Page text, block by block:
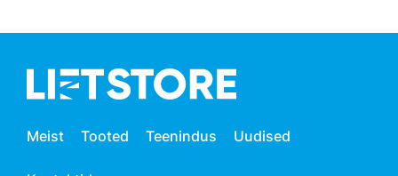
Meist Tooted Teenindus Uudised